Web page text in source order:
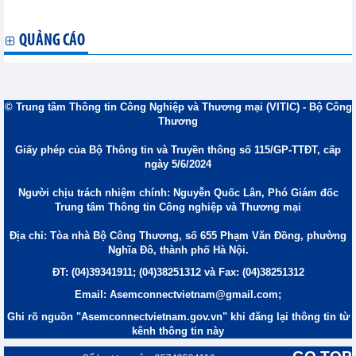
QUẢNG CÁO
© Trung tâm Thông tin Công Nghiệp và Thương mại (VITIC) - Bộ Công
Thương
Giấy phép của Bộ Thông tin và Truyền thông số 115/GP-TTĐT, cấp
ngày 5/6/2024
Người chịu trách nhiệm chính: Nguyễn Quốc Lân, Phó Giám đốc
Trung tâm Thông tin Công nghiệp và Thương mại
Địa chỉ: Tòa nhà Bộ Công Thương, số 655 Phạm Văn Đồng, phường
Nghĩa Đô, thành phố Hà Nội.
ĐT: (04)39341911; (04)38251312 và Fax: (04)38251312
Email: Asemconnectvietnam@gmail.com;
Ghi rõ nguồn "Asemconnectvietnam.gov.vn" khi đăng lại thông tin từ
kênh thông tin này